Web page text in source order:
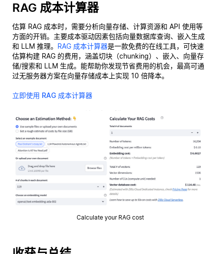
RAG 成本计算器
估算 RAG 成本时，需要分析向量存储、计算资源和 API 使用等
方面的开销。主要成本驱动因素包括向量数据库查询、嵌入生成
和 LLM 推理。 RAG 成本计算器是一款免费的在线工具，可快速
估算构建 RAG 的费用，涵盖切块（chunking）、嵌入、向量存
储/搜索和 LLM 生成。能帮助你发现节省费用的机会，最高可通
过无服务器方案在向量存储成本上实现 10 倍降本。
立即使用 RAG 成本计算器
Calculate your RAG cost